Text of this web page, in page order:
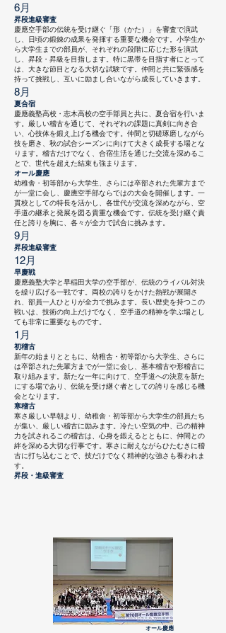
6月
昇段進級審査
慶應空手部の伝統を受け継ぐ「形（かた）」を審査で演武
し、日頃の鍛錬の成果を発揮する重要な機会です。小学生か
ら大学生までの部員が、それぞれの段階に応じた形を演武
し、昇段・昇級を目指します。特に黒帯を目指す者にとって
は、大きな節目となる大切な試験です。仲間と共に緊張感を
持って挑戦し、互いに励まし合いながら成長していきます。
8月
夏合宿
慶應義塾高校・志木高校の空手部員と共に、夏合宿を行いま
す。厳しい稽古を通じて、それぞれの課題に真剣に向き合
い、心技体を鍛え上げる機会です。仲間と切磋琢磨しながら
技を磨き、秋の試合シーズンに向けて大きく成長する場とな
ります。稽古だけでなく、合宿生活を通じた交流を深めるこ
とで、世代を超えた結束も強まります。
オール慶應
幼稚舎・初等部から大学生、さらには卒部された先輩方まで
が一堂に会し、慶應空手部ならではの大会を開催します。一
貫校としての特長を活かし、各世代が交流を深めながら、空
手道の継承と発展を図る貴重な機会です。伝統を受け継ぐ責
任と誇りを胸に、各々が全力で試合に挑みます。
9月
昇段進級審査
12月
早慶戦
慶應義塾大学と早稲田大学の空手部が、伝統のライバル対決
を繰り広げる一戦です。両校の誇りをかけた熱戦が展開さ
れ、部員一人ひとりが全力で挑みます。長い歴史を持つこの
戦いは、技術の向上だけでなく、空手道の精神を学ぶ場とし
ても非常に重要なものです。
1月
初稽古
新年の始まりとともに、幼稚舎・初等部から大学生、さらに
は卒部された先輩方までが一堂に会し、基本稽古や形稽古に
取り組みます。新たな一年に向けて、空手道への決意を新た
にする場であり、伝統を受け継ぐ者としての誇りを感じる機
会となります。
寒稽古
寒さ厳しい早朝より、幼稚舎・初等部から大学生の部員たち
が集い、厳しい稽古に励みます。冷たい空気の中、己の精神
力を試されるこの稽古は、心身を鍛えるとともに、仲間との
絆を深める大切な行事です。寒さに耐えながらひたむきに稽
古に打ち込むことで、技だけでなく精神的な強さも養われま
す。
昇段・進級審査
​オール慶應